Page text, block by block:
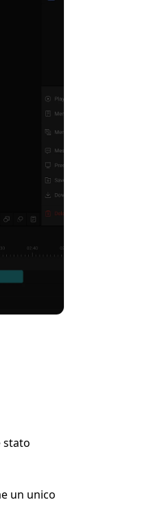
stato
un unico